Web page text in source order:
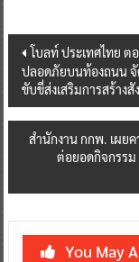
Post
navigation
โบลท์ ประเทศไทย
ปลอดภัยบนท้องถนน
ขับขี่ส่งเสริมการสร้าง
สำนักงาน กกพ. เผย
ต่อยอดกิจกรรม
You May